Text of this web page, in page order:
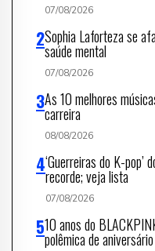
07/08/2026
Sophia Laforteza se
saúde mental
07/08/2026
As 10 melhores
carreira
08/08/2026
‘Guerreiras do K-pop’
recorde; veja lista
07/08/2026
10 anos do
polêmica de aniversário